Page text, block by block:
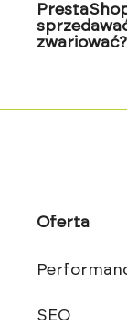
zwariować?
Oferta
SEO